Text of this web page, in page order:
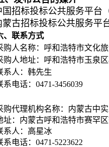
国招标投标公共服务平台
蒙古招标投标公共服务平
、联系方式
购人名称：呼和浩特市文化
购人地址：呼和浩特市玉泉
系人：韩先生
系电话：0471-3456039
购代理机构名称：内蒙古中
址：内蒙古呼和浩特市赛罕
系人：高星冰
系电话：0471-5223622